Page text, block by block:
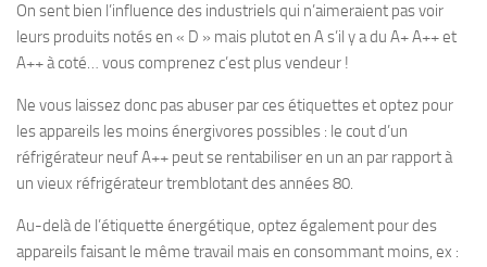
On sent bien l’influence des industriels qui n’aimeraient pas voir
leurs produits notés en « D » mais plutot en A s’il y a du A+ A++ et
A++ à coté… vous comprenez c’est plus vendeur !
Ne vous laissez donc pas abuser par ces étiquettes et optez pour
les appareils les moins énergivores possibles : le cout d’un
réfrigérateur neuf A++ peut se rentabiliser en un an par rapport à
un vieux réfrigérateur tremblotant des années 80.
Au-delà de l’étiquette énergétique, optez également pour des
appareils faisant le même travail mais en consommant moins, ex :